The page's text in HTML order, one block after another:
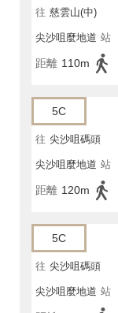
往 慈雲山(中)
尖沙咀麼地道 站
距離 110m
5C
往 尖沙咀碼頭
尖沙咀麼地道 站
距離 120m
5C
往 尖沙咀碼頭
尖沙咀麼地道 站